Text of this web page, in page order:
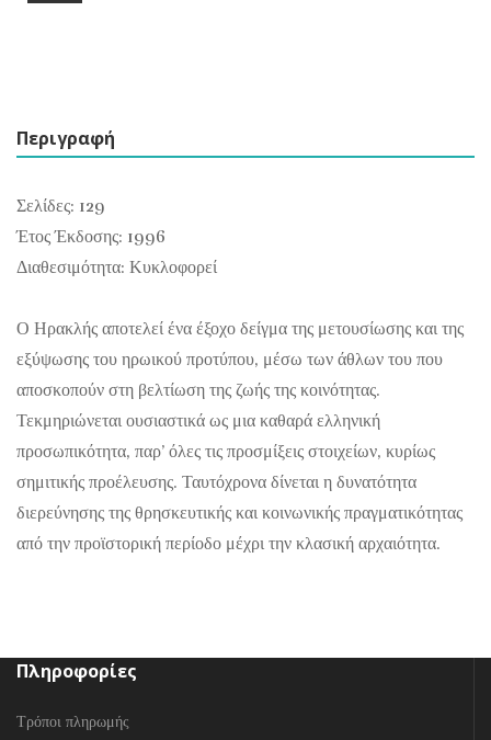
Περιγραφή
Σελίδες: 129
Έτος Έκδοσης: 1996
Διαθεσιμότητα: Κυκλοφορεί
Ο Ηρακλής αποτελεί ένα έξοχο δείγμα της μετουσίωσης και της
εξύψωσης του ηρωικού προτύπου, μέσω των άθλων του που
αποσκοπούν στη βελτίωση της ζωής της κοινότητας.
Τεκμηριώνεται ουσιαστικά ως μια καθαρά ελληνική
προσωπικότητα, παρ’ όλες τις προσμίξεις στοιχείων, κυρίως
σημιτικής προέλευσης. Ταυτόχρονα δίνεται η δυνατότητα
διερεύνησης της θρησκευτικής και κοινωνικής πραγματικότητας
από την προϊστορική περίοδο μέχρι την κλασική αρχαιότητα.
Πληροφορίες
Τρόποι πληρωμής